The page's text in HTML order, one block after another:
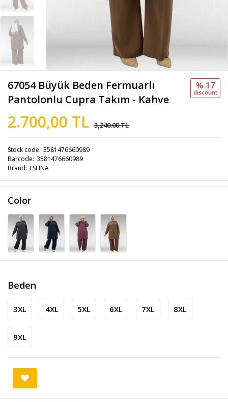
67054 Büyük Beden Fermuarlı
Pantolonlu Cupra Takım - Kahve
2.700,00 TL 3,240.00 TL
% 17
discount
Stock code 3581476660989
Barcode 3581476660989
Brand ESLİNA
Color
Beden
3XL 4XL 5XL 6XL 7XL 8XL
9XL